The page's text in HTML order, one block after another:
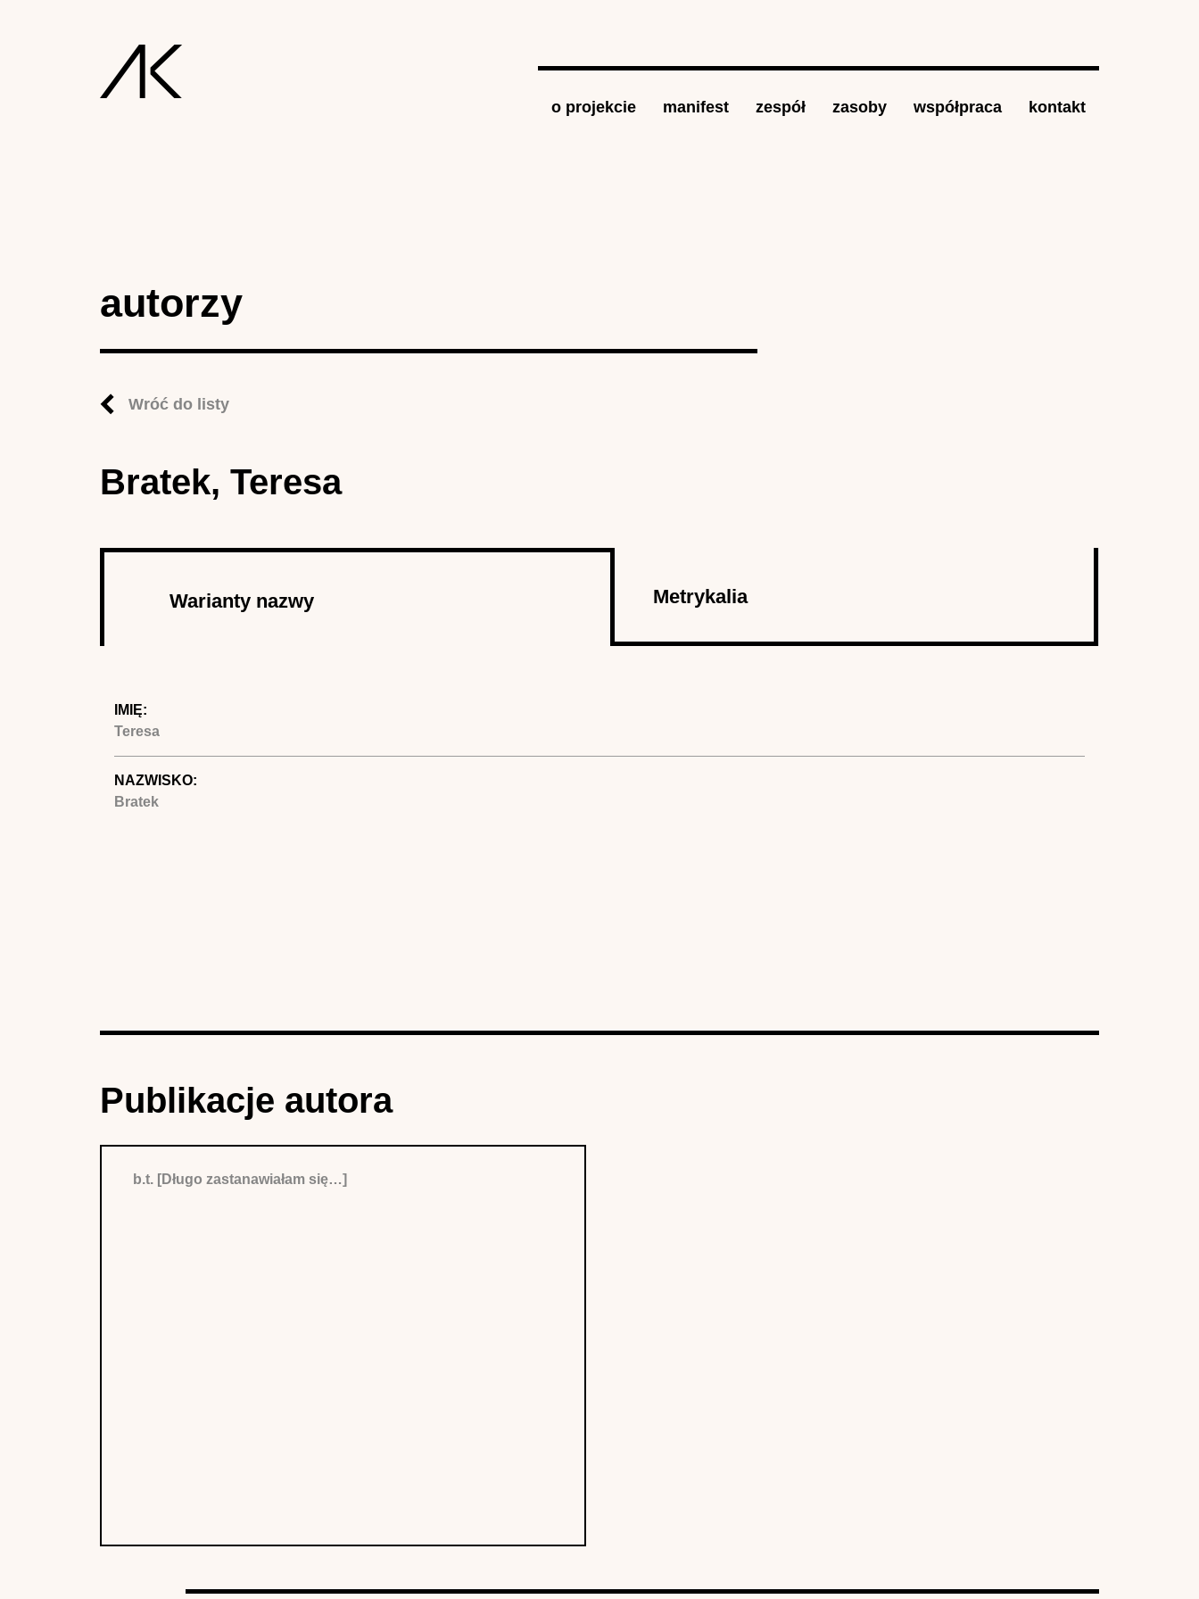
o projekcie manifest zespół zasoby współpraca kontakt
autorzy
Wróć do listy
Bratek, Teresa
AutorWarianty nazwy Metrykalia
IMIĘ:
Teresa
NAZWISKO:
Bratek
Publikacje autora
b.t. [Długo zastanawiałam się…]